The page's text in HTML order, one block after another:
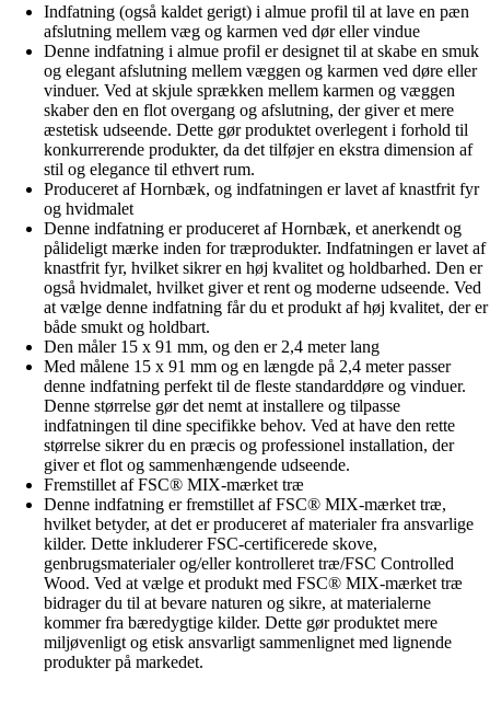
Indfatning (også kaldet gerigt) i almue profil til at lave en pæn
afslutning mellem væg og karmen ved dør eller vindue
Denne indfatning i almue profil er designet til at skabe en smuk
og elegant afslutning mellem væggen og karmen ved døre eller
vinduer. Ved at skjule sprækken mellem karmen og væggen
skaber den en flot overgang og afslutning, der giver et mere
æstetisk udseende. Dette gør produktet overlegent i forhold til
konkurrerende produkter, da det tilføjer en ekstra dimension af
stil og elegance til ethvert rum.
Produceret af Hornbæk, og indfatningen er lavet af knastfrit fyr
og hvidmalet
Denne indfatning er produceret af Hornbæk, et anerkendt og
pålideligt mærke inden for træprodukter. Indfatningen er lavet af
knastfrit fyr, hvilket sikrer en høj kvalitet og holdbarhed. Den er
også hvidmalet, hvilket giver et rent og moderne udseende. Ved
at vælge denne indfatning får du et produkt af høj kvalitet, der er
både smukt og holdbart.
Den måler 15 x 91 mm, og den er 2,4 meter lang
Med målene 15 x 91 mm og en længde på 2,4 meter passer
denne indfatning perfekt til de fleste standarddøre og vinduer.
Denne størrelse gør det nemt at installere og tilpasse
indfatningen til dine specifikke behov. Ved at have den rette
størrelse sikrer du en præcis og professionel installation, der
giver et flot og sammenhængende udseende.
Fremstillet af FSC® MIX-mærket træ
Denne indfatning er fremstillet af FSC® MIX-mærket træ,
hvilket betyder, at det er produceret af materialer fra ansvarlige
kilder. Dette inkluderer FSC-certificerede skove,
genbrugsmaterialer og/eller kontrolleret træ/FSC Controlled
Wood. Ved at vælge et produkt med FSC® MIX-mærket træ
bidrager du til at bevare naturen og sikre, at materialerne
kommer fra bæredygtige kilder. Dette gør produktet mere
miljøvenligt og etisk ansvarligt sammenlignet med lignende
produkter på markedet.